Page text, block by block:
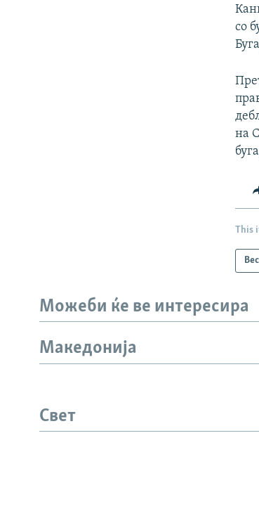
СЛЕДЕТЕ НЕ
РСЕ веб страници
со
на
This
Можеби ќе ве интересира
Македонија
Свет